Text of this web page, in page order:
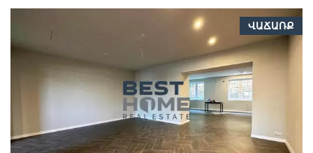
ՎԱՃԱՌՔ